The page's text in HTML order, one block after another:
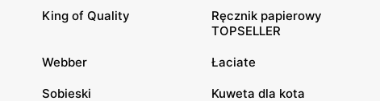
King of Quality
Ręcznik papierowy
TOPSELLER
Webber Łaciate
Sobieski Kuweta dla kota